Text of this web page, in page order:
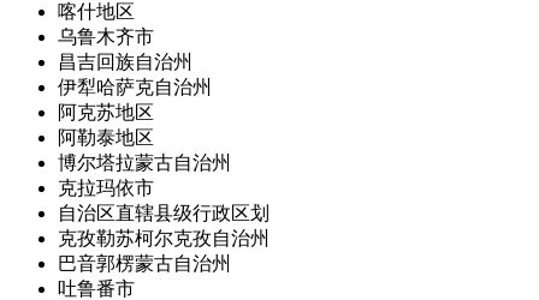
喀什地区
乌鲁木齐市
昌吉回族自治州
伊犁哈萨克自治州
阿克苏地区
阿勒泰地区
博尔塔拉蒙古自治州
克拉玛依市
自治区直辖县级行政区划
克孜勒苏柯尔克孜自治州
巴音郭楞蒙古自治州
吐鲁番市